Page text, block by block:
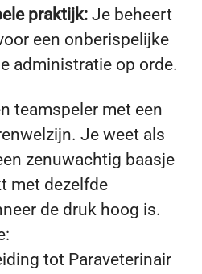
praktijk: Je beheert
een onberispelijke
administratie op orde.
teamspeler met een
Je weet als
zenuwachtig baasje
met dezelfde
de druk hoog is.
tot Paraveterinair